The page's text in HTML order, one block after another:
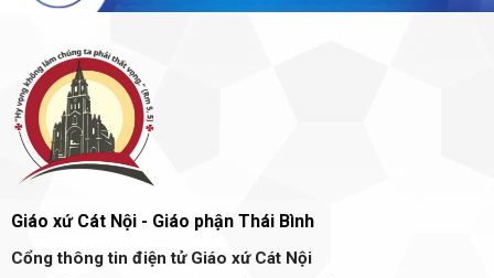
Giáo xứ Cát Nội - Giáo phận Thái Bình
Cổng thông tin điện tử Giáo xứ Cát Nội